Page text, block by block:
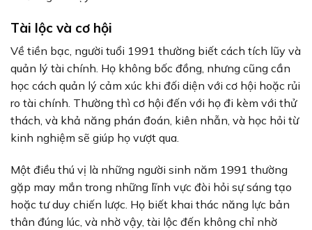
Tài lộc và cơ hội
Về tiền bạc, người tuổi 1991 thường biết cách tích lũy và
quản lý tài chính. Họ không bốc đồng, nhưng cũng cần
học cách quản lý cảm xúc khi đối diện với cơ hội hoặc rủi
ro tài chính. Thường thì cơ hội đến với họ đi kèm với thử
thách, và khả năng phán đoán, kiên nhẫn, và học hỏi từ
kinh nghiệm sẽ giúp họ vượt qua.
Một điều thú vị là những người sinh năm 1991 thường
gặp may mắn trong những lĩnh vực đòi hỏi sự sáng tạo
hoặc tư duy chiến lược. Họ biết khai thác năng lực bản
thân đúng lúc, và nhờ vậy, tài lộc đến không chỉ nhờ